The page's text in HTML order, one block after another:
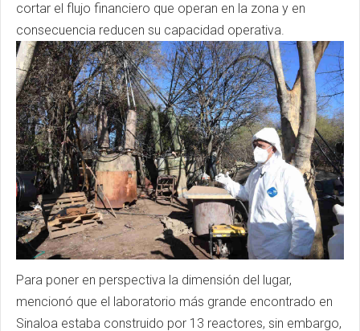
cortar el flujo financiero que operan en la zona y en
consecuencia reducen su capacidad operativa.
Para poner en perspectiva la dimensión del lugar,
mencionó que el laboratorio más grande encontrado en
Sinaloa estaba construido por 13 reactores, sin embargo,